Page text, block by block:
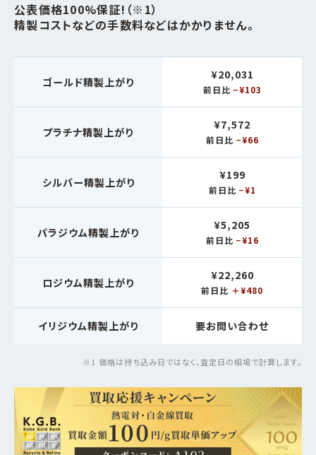
公表価格100%保証!（※1）
精製コストなどの手数料などはかかりません。
ゴールド精製上がり
¥20,031
前日比 −¥103
プラチナ精製上がり
¥7,572
前日比 −¥66
シルバー精製上がり
¥199
前日比 −¥1
パラジウム精製上がり
¥5,205
前日比 −¥16
ロジウム精製上がり
¥22,260
前日比 ＋¥480
イリジウム精製上がり 要お問い合わせ
※1 価格は持ち込み日ではなく、査定日の相場で計算します。